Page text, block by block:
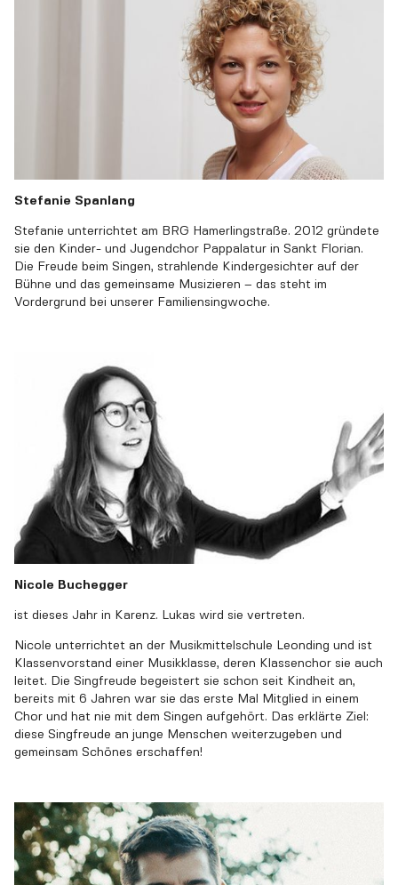
Stefanie Spanlang
Stefanie unterrichtet am BRG Hamerlingstraße. 2012 gründete
sie den Kinder- und Jugendchor Pappalatur in Sankt Florian.
Die Freude beim Singen, strahlende Kindergesichter auf der
Bühne und das gemeinsame Musizieren – das steht im
Vordergrund bei unserer Familiensingwoche.
Nicole Buchegger
ist dieses Jahr in Karenz. Lukas wird sie vertreten.
Nicole unterrichtet an der Musikmittelschule Leonding und ist
Klassenvorstand einer Musikklasse, deren Klassenchor sie auch
leitet. Die Singfreude begeistert sie schon seit Kindheit an,
bereits mit 6 Jahren war sie das erste Mal Mitglied in einem
Chor und hat nie mit dem Singen aufgehört. Das erklärte Ziel:
diese Singfreude an junge Menschen weiterzugeben und
gemeinsam Schönes erschaffen!